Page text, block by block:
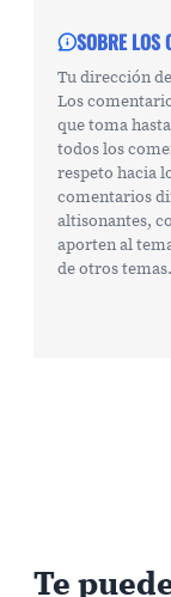
SOBRE LOS
Tu dirección
Los
que toma
todos los
respeto hacia
comentarios
altisonantes,
aporten al
de otros temas.
Te